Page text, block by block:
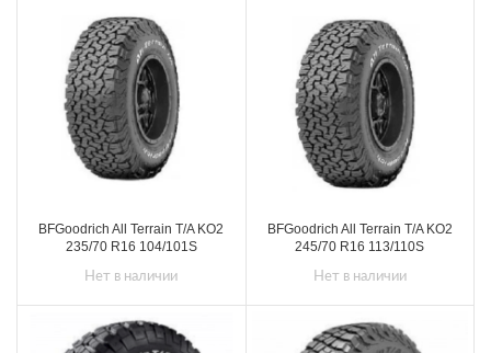
BFGoodrich All Terrain T/A KO2
235/70 R16 104/101S
Нет в наличии
BFGoodrich All Terrain T/A KO2
245/70 R16 113/110S
Нет в наличии